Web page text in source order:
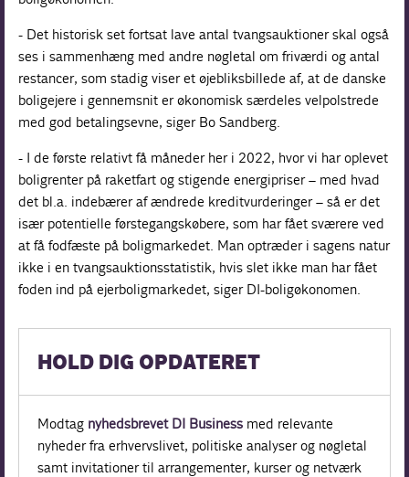
- Det historisk set fortsat lave antal tvangsauktioner skal også
ses i sammenhæng med andre nøgletal om friværdi og antal
restancer, som stadig viser et øjebliksbillede af, at de danske
boligejere i gennemsnit er økonomisk særdeles velpolstrede
med god betalingsevne, siger Bo Sandberg.
- I de første relativt få måneder her i 2022, hvor vi har oplevet
boligrenter på raketfart og stigende energipriser – med hvad
det bl.a. indebærer af ændrede kreditvurderinger – så er det
især potentielle førstegangskøbere, som har fået sværere ved
at få fodfæste på boligmarkedet. Man optræder i sagens natur
ikke i en tvangsauktionsstatistik, hvis slet ikke man har fået
foden ind på ejerboligmarkedet, siger DI-boligøkonomen.
HOLD DIG OPDATERET
Modtag nyhedsbrevet DI Business med relevante
nyheder fra erhvervslivet, politiske analyser og nøgletal
samt invitationer til arrangementer, kurser og netværk